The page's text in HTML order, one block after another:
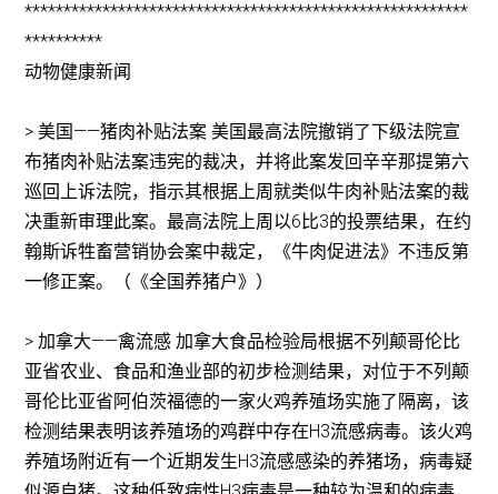
*********************************************************
**********
动物健康新闻
> 美国——猪肉补贴法案 美国最高法院撤销了下级法院宣
布猪肉补贴法案违宪的裁决，并将此案发回辛辛那提第六
巡回上诉法院，指示其根据上周就类似牛肉补贴法案的裁
决重新审理此案。最高法院上周以6比3的投票结果，在约
翰斯诉牲畜营销协会案中裁定，《牛肉促进法》不违反第
一修正案。（《全国养猪户》）
> 加拿大——禽流感 加拿大食品检验局根据不列颠哥伦比
亚省农业、食品和渔业部的初步检测结果，对位于不列颠
哥伦比亚省阿伯茨福德的一家火鸡养殖场实施了隔离，该
检测结果表明该养殖场的鸡群中存在H3流感病毒。该火鸡
养殖场附近有一个近期发生H3流感感染的养猪场，病毒疑